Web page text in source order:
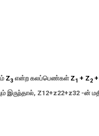
Z3 என்ற கலப்பெண்கள் Z1 + Z2
இருந்தால், Z1 2+z22+z32 -ன்